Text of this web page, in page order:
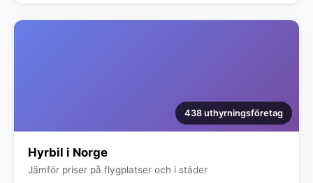
438 uthyrningsföretag
Hyrbil i Norge
Jämför priser på flygplatser och i städer